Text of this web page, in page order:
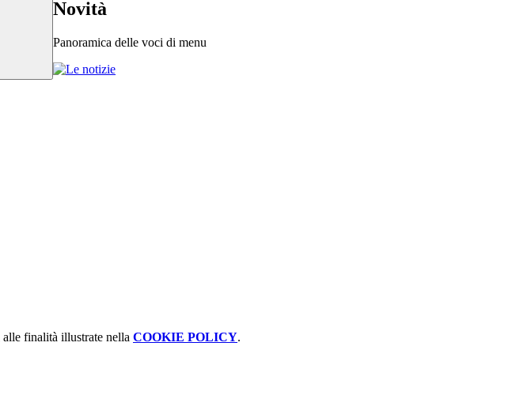
Novità
Panoramica delle voci di menu
finalità illustrate nella COOKIE POLICY.